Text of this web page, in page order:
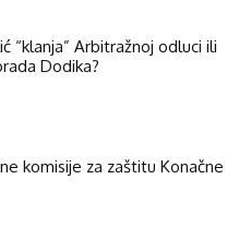
“klanja” Arbitražnoj odluci ili
Dodika?
komisije za zaštitu Konačne